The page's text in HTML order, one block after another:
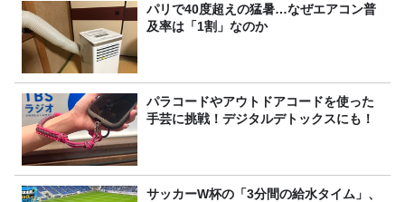
パリで40度超えの猛暑…なぜエアコン普
及率は「1割」なのか
パラコードやアウトドアコードを使った
手芸に挑戦！デジタルデトックスにも！
サッカーW杯の「3分間の給水タイム」、